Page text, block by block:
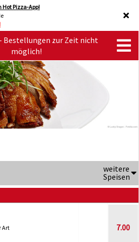
Hot Pizza-App!
Bestellungen zur Zeit nicht
möglich!
weitere
Speisen
Art
7.00